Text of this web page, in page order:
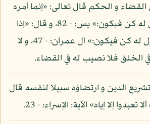
و الحكم قال تعالى: «إنما أمره
إذا أراد شيئا أن يقول له كن فيكون:» يس: - 82، و قال: «إذا
قضى أمرا فإنما يقول له كن فيكون:» آل عمران: - 47، و لا
الخلق فلا نصيب له في القضاء.
الدين و ارتضاؤه سبيلا لنفسه قال
إلا إياه» الآية: الإسراء: - 23.